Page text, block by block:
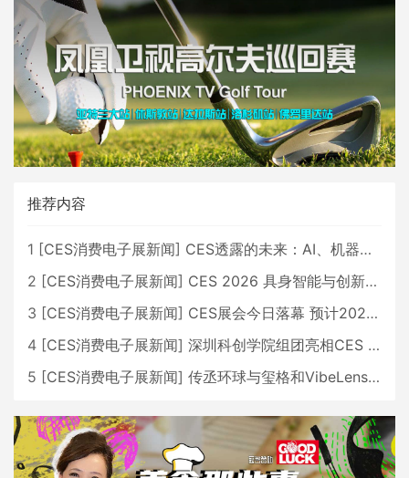
推荐内容
1 [CES消费电子展新闻] CES透露的未来：AI、机器人与智能生活大爆发
2 [CES消费电子展新闻] CES 2026 具身智能与创新领域 中国公司大放异彩
3 [CES消费电子展新闻] CES展会今日落幕 预计2026行业收入将超五千亿美元
4 [CES消费电子展新闻] 深圳科创学院组团亮相CES 广受好评
5 [CES消费电子展新闻] 传丞环球与玺格和VibeLens共同推出全新耳机